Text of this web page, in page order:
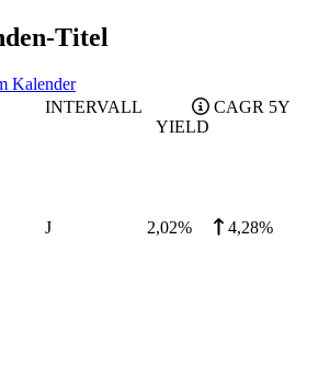
Titel
Kalender
INTERVALL
YIELD
CAGR 5Y
J 2,02% 4,28%